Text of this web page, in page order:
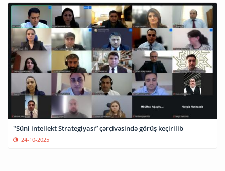
"Süni intellekt Strategiyası” çərçivəsində görüş keçirilib
24-10-2025